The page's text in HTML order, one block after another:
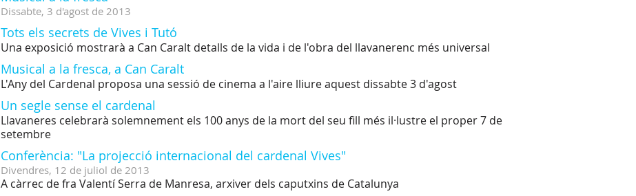
Dissabte, 3 d'agost de 2013
Tots els secrets de Vives i Tutó
Una exposició mostrarà a Can Caralt detalls de la vida i de l'obra del llavanerenc més universal
Musical a la fresca, a Can Caralt
L'Any del Cardenal proposa una sessió de cinema a l'aire lliure aquest dissabte 3 d'agost
Un segle sense el cardenal
Llavaneres celebrarà solemnement els 100 anys de la mort del seu fill més il·lustre el proper 7 de
setembre
Conferència: "La projecció internacional del cardenal Vives"
Divendres, 12 de juliol de 2013
A càrrec de fra Valentí Serra de Manresa, arxiver dels caputxins de Catalunya